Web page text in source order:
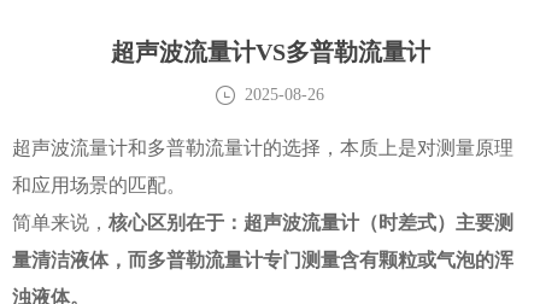
超声波流量计VS多普勒流量计
2025-08-26
超声波流量计和多普勒流量计的选择，本质上是对测量原理
和应用场景的匹配。
简单来说， 核心区别在于：超声波流量计（时差式）主要测
量清洁液体，而多普勒流量计专门测量含有颗粒或气泡的浑
浊液体。